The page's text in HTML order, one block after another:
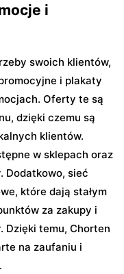
i
swoich klientów,
i plakaty
Oferty te są
dzięki czemu są
klientów.
w sklepach oraz
Dodatkowo, sieć
które dają stałym
za zakupy i
Dzięki temu, Chorten
na zaufaniu i